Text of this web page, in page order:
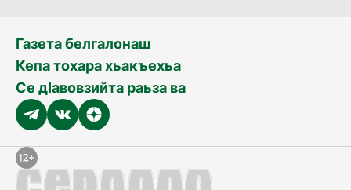
Газета белгалонаш
Кепа тохара хьакъехьа
Се дӀавовзийта раьза ва